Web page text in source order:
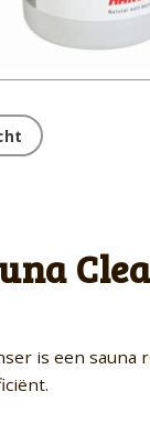
is een